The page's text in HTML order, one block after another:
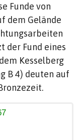
Funde von
dem Gelände
der Fund eines
Kesselberg
B 4) deuten auf